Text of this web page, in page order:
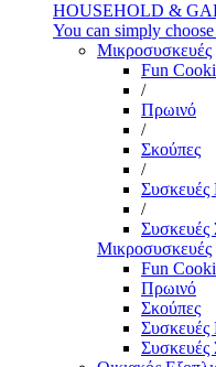
HOUSEHOLD &
You can simply
Μικροσυσκευές
Fun
/
Πρωινό
/
Σκούπες
/
Συσκευές
/
Συσκευές
Μικροσυσκευές
Fun
Πρωινό
Σκούπες
Συσκευές
Συσκευές